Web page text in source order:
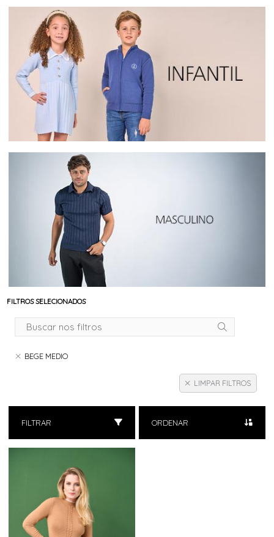
FILTROS SELECIONADOS
BEGE MEDIO
LIMPAR FILTROS
FILTRAR ORDENAR